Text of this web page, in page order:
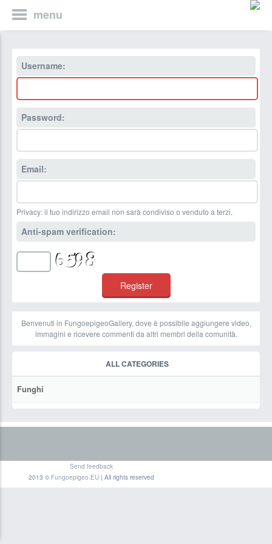
menu
Username:
Password:
Email:
Privacy: il tuo indirizzo email non sarà condiviso o venduto a terzi.
Anti-spam verification:
Benvenuti in FungoepigeoGallery, dove è possibile aggiungere video,
immagini e ricevere commenti da altri membri della comunità.
ALL CATEGORIES
Funghi
Send feedback
2013 © Fungoepigeo.EU| All rights reserved